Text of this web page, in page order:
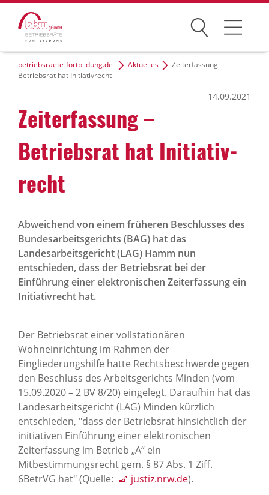
Suchen
Seminare
Inhouse
Seminarhotels
Service
Betriebsrat-Wissen
News Archiv
betriebsraete-fortbildung.de Aktuelles
Zeiterfassung –
Betriebsrat hat Initiativrecht
Zeit­er­fas­sung –
Betriebsrat hat Initi­a­tiv­
recht
14.09.2021
Abweichend von einem früheren Beschlusses des
Bundesarbeitsgerichts (BAG) hat das
Landesarbeitsgericht (LAG) Hamm nun
entschieden, dass der Betriebsrat bei der
Einführung einer elektronischen Zeiterfassung ein
Initiativrecht hat.
Der Betriebsrat einer vollstationären
Wohneinrichtung im Rahmen der
Eingliederungshilfe hatte Rechtsbeschwerde gegen
den Beschluss des Arbeitsgerichts Minden (vom
15.09.2020 – 2 BV 8/20) eingelegt. Daraufhin hat das
Landesarbeitsgericht (LAG) Minden kürzlich
entschieden, "dass der Betriebsrat hinsichtlich der
initiativen Einführung einer elektronischen
Zeiterfassung im Betrieb „A“ ein
Mitbestimmungsrecht gem. § 87 Abs. 1 Ziff.
6BetrVG hat" (Quelle:
justiz.nrw.de).